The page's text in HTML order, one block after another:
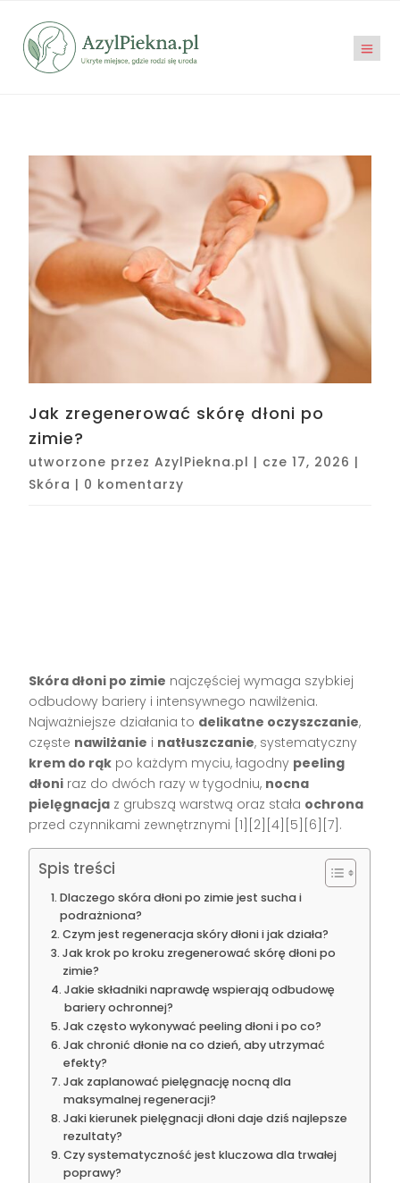
Jak zregenerować skórę dłoni po
zimie?
utworzone przezAzylPiekna.pl | cze 17, 2026 |
Skóra | 0 komentarzy
Skóra dłoni po zimie najczęściej wymaga szybkiej
odbudowy bariery i intensywnego nawilżenia.
Najważniejsze działania to delikatne oczyszczanie,
częste nawilżanie i natłuszczanie, systematyczny
krem do rąk po każdym myciu, łagodny peeling
dłoni raz do dwóch razy w tygodniu, nocna
pielęgnacja z grubszą warstwą oraz stała ochrona
przed czynnikami zewnętrznymi [1][2][4][5][6][7].
Spis treści
Dlaczego skóra dłoni po zimie jest sucha i
podrażniona?
Czym jest regeneracja skóry dłoni i jak działa?
Jak krok po kroku zregenerować skórę dłoni po
zimie?
Jakie składniki naprawdę wspierają odbudowę
bariery ochronnej?
Jak często wykonywać peeling dłoni i po co?
Jak chronić dłonie na co dzień, aby utrzymać
efekty?
Jak zaplanować pielęgnację nocną dla
maksymalnej regeneracji?
Jaki kierunek pielęgnacji dłoni daje dziś najlepsze
rezultaty?
Czy systematyczność jest kluczowa dla trwałej
poprawy?